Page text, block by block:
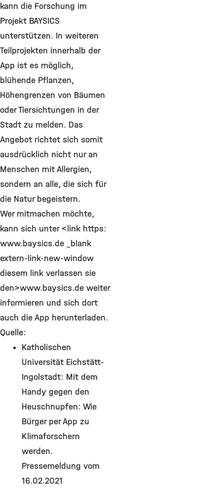
kann die Forschung im
Projekt BAYSICS
unterstützen. In weiteren
Teilprojekten innerhalb der
App ist es möglich,
blühende Pflanzen,
Höhengrenzen von Bäumen
oder Tiersichtungen in der
Stadt zu melden. Das
Angebot richtet sich somit
ausdrücklich nicht nur an
Menschen mit Allergien,
sondern an alle, die sich für
die Natur begeistern.
Wer mitmachen möchte,
kann sich unter <link https:
www.baysics.de _blank
extern-link-new-window
diesem link verlassen sie
den>www.baysics.de weiter
informieren und sich dort
auch die App herunterladen.
Quelle:
Katholischen
Universität Eichstätt-
Ingolstadt: Mit dem
Handy gegen den
Heuschnupfen: Wie
Bürger per App zu
Klimaforschern
werden.
Pressemeldung vom
16.02.2021